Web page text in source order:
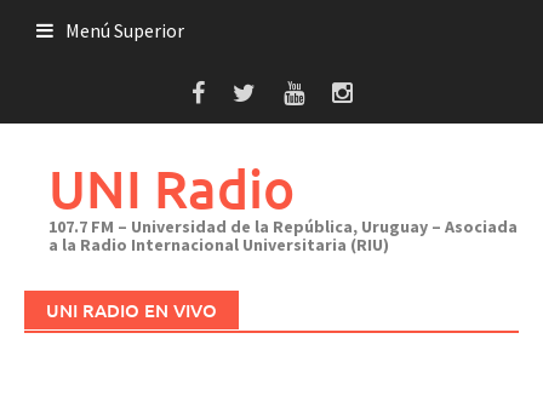
Menú Superior
UNI Radio
107.7 FM – Universidad de la República, Uruguay – Asociada
a la Radio Internacional Universitaria (RIU)
UNI RADIO EN VIVO